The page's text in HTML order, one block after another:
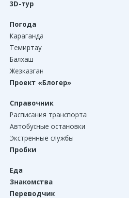
3D-тур
Погода
Караганда
Темиртау
Балхаш
Жезказган
Проект «Блогер»
Справочник
Расписания транспорта
Автобусные остановки
Экстренные службы
Пробки
Еда
Знакомства
Переводчик